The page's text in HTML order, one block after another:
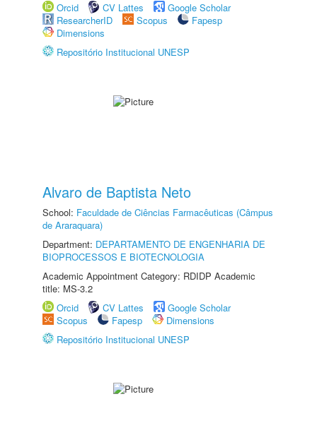
Orcid
CV Lattes
Google Scholar
ResearcherID
Scopus
Fapesp
Dimensions
Repositório Institucional UNESP
Alvaro de Baptista Neto
School: Faculdade de Ciências Farmacêuticas (Câmpus
de Araraquara)
Department: DEPARTAMENTO DE ENGENHARIA DE
BIOPROCESSOS E BIOTECNOLOGIA
Academic Appointment Category: RDIDP Academic
title: MS-3.2
Orcid
CV Lattes
Google Scholar
Scopus
Fapesp
Dimensions
Repositório Institucional UNESP